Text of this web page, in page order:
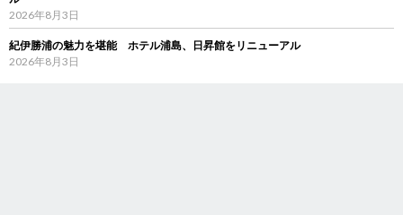
2026年8月3日
紀伊勝浦の魅力を堪能 ホテル浦島、日昇館をリニューアル
2026年8月3日